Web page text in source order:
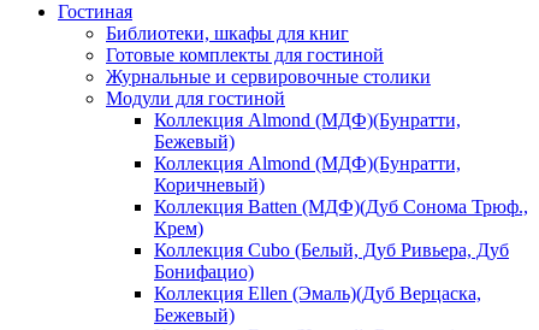
Гостиная
Библиотеки, шкафы для книг
Готовые комплекты для гостиной
Журнальные и сервировочные столики
Модули для гостиной
Коллекция Almond (МДФ)(Бунратти,
Бежевый)
Коллекция Almond (МДФ)(Бунратти,
Коричневый)
Коллекция Batten (МДФ)(Дуб Сонома Трюф.,
Крем)
Коллекция Cubo (Белый, Дуб Ривьера, Дуб
Бонифацио)
Коллекция Ellen (Эмаль)(Дуб Верцаска,
Бежевый)